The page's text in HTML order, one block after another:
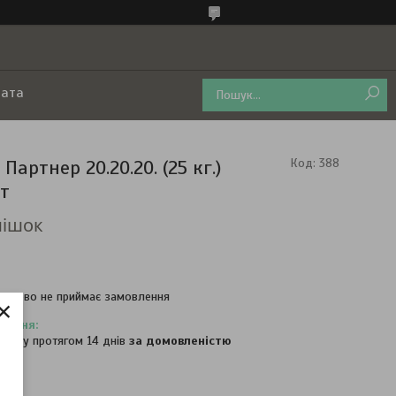
20.20.20. (25 кг.)
Код: 388
не приймає замовлення
протягом 14 днів за домовленістю